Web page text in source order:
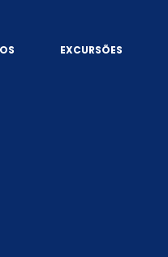
EXCURSÕES